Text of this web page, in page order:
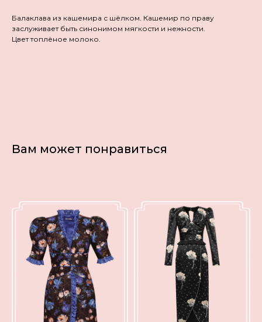
Балаклава из кашемира с шёлком. Кашемир по праву
заслуживает быть синонимом мягкости и нежности.
Цвет топлёное молоко.
Вам может понравиться